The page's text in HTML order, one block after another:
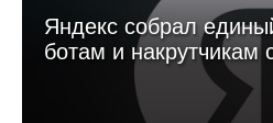
Яндекс собрал
ботам и накрутчикам